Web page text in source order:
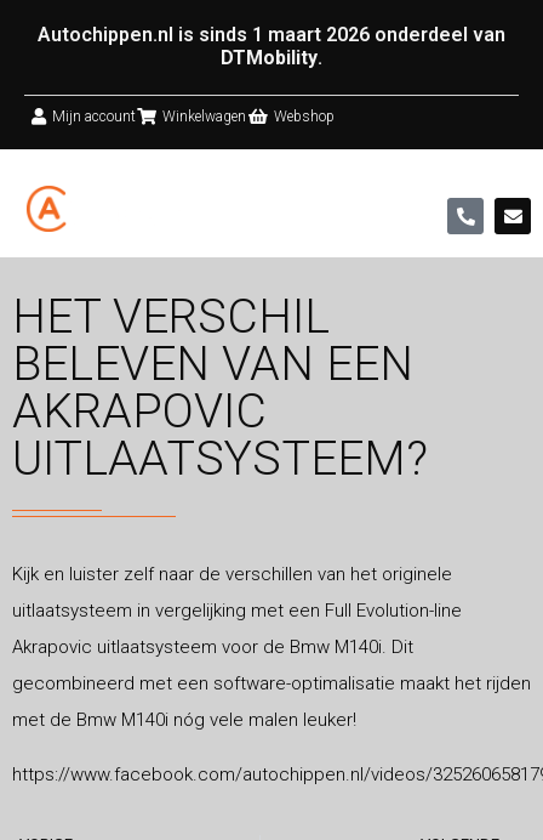
Autochippen.nl is sinds 1 maart 2026 onderdeel van
DTMobility.
Mijn account Winkelwagen Webshop
HET VERSCHIL
BELEVEN VAN EEN
AKRAPOVIC
UITLAATSYSTEEM?
Kijk en luister zelf naar de verschillen van het originele
uitlaatsysteem in vergelijking met een Full Evolution-line
Akrapovic uitlaatsysteem voor de Bmw M140i. Dit
gecombineerd met een software-optimalisatie maakt het rijden
met de Bmw M140i nóg vele malen leuker!
https://www.facebook.com/autochippen.nl/videos/